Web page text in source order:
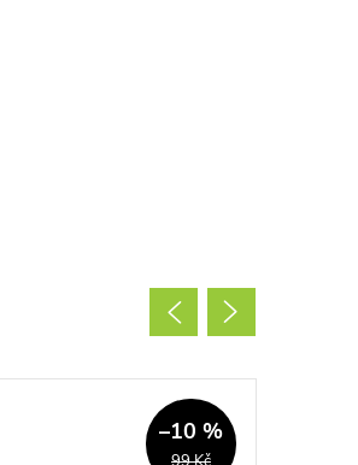
–10 %